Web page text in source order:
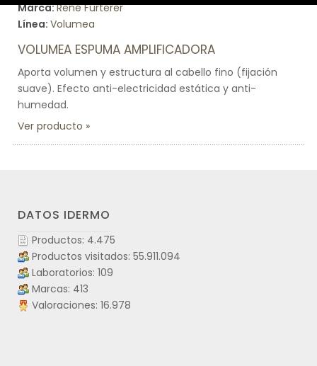
Marca:René Furterer
Línea: Volumea
VOLUMEA ESPUMA AMPLIFICADORA
Aporta volumen y estructura al cabello fino (fijación
suave). Efecto anti-electricidad estática y anti-
humedad.
Ver producto
DATOS IDERMO
Productos: 4.475
Productos visitados: 55.911.094
Laboratorios: 109
Marcas: 413
Valoraciones: 16.978